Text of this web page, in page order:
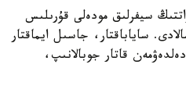
سيفرلىق مودەلى قۇرىلىس
ساياباقتار، جاسىل ايماقتار
قاتار جوبالانىپ،